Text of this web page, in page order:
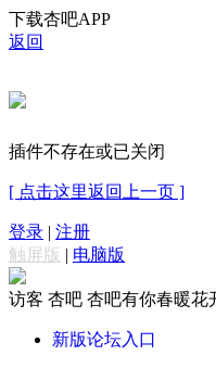
下载杏吧APP
返回
插件不存在或已关闭
[ 点击这里返回上一页 ]
登录 | 注册
触屏版 | 电脑版
访客 杏吧 杏吧有你春暖花
新版论坛入口